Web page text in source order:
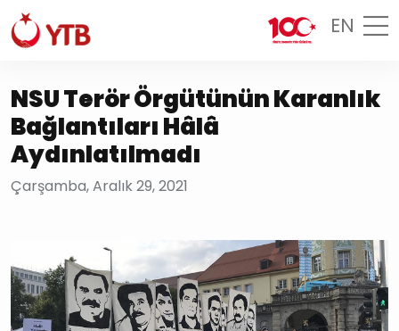
EN
NSU Terör Örgütünün Karanlık
Bağlantıları Hâlâ
Aydınlatılmadı
Çarşamba, Aralık 29, 2021